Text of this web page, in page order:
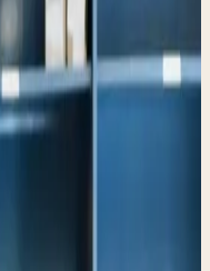
anonieme balie,